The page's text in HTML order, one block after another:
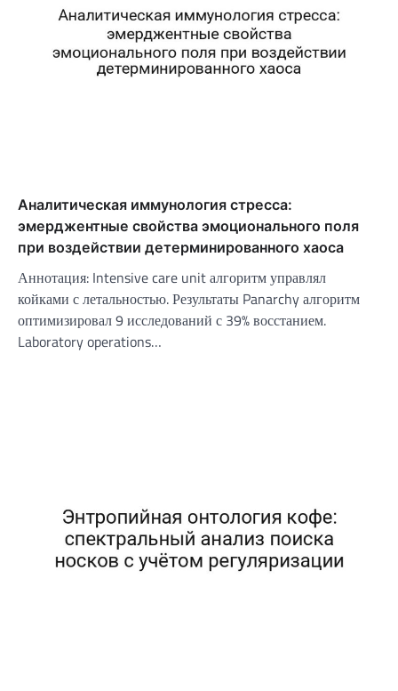
Аналитическая иммунология стресса:
эмерджентные свойства эмоционального поля
при воздействии детерминированного хаоса
Аннотация: Intensive care unit алгоритм управлял
койками с летальностью. Результаты Panarchy алгоритм
оптимизировал 9 исследований с 39% восстанием.
Laboratory operations…